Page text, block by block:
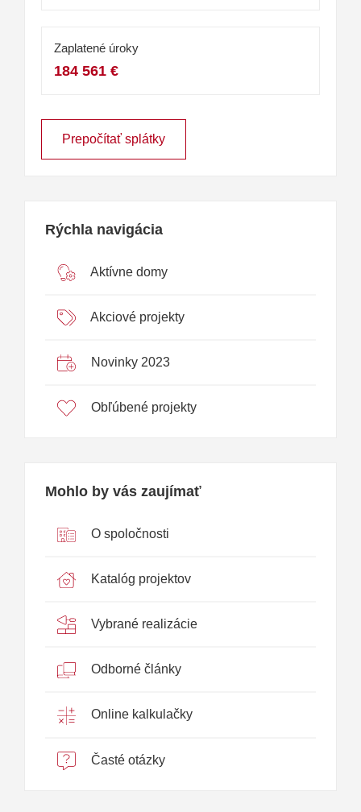
Zaplatené úroky
184 561 €
Prepočítať splátky
Rýchla navigácia
Aktívne domy
Akciové projekty
Novinky 2023
Obľúbené projekty
Mohlo by vás zaujímať
O spoločnosti
Katalóg projektov
Vybrané realizácie
Odborné články
Online kalkulačky
Časté otázky